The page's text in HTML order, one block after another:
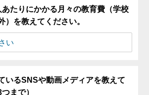
あたりにかかる月々の教育費（学校
）を教えてください。
いるSNSや動画メディアを教えて
まで）